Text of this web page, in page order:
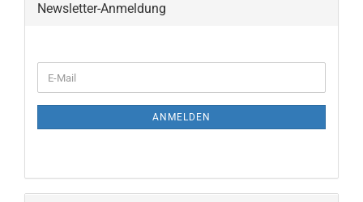
Newsletter-Anmeldung
ANMELDEN